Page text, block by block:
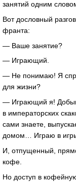
занятий одним
Вот дословный
франта:
— Ваше занятие?
— Играющий.
— Не понимаю! Я
для жизни?
— Играющий я!
в императорских
сами знаете,
домом… Играю в
И, отпущенный,
кофе.
Но доступ в